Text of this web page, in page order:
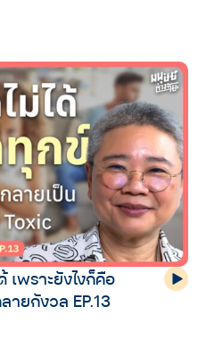
เพราะยังไงก็คือ
ายกังวล EP.13